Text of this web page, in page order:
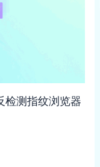
检测指纹浏览器